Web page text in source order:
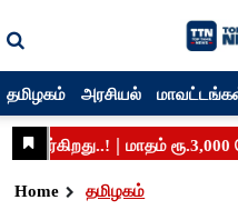
தமிழகம் அரசியல்
Home தமிழகம்